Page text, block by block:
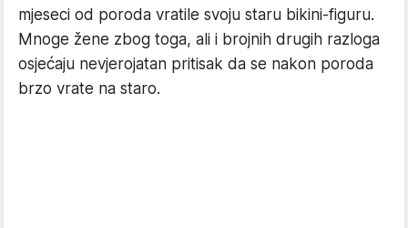
mjeseci od poroda vratile svoju staru bikini-figuru.
Mnoge žene zbog toga, ali i brojnih drugih razloga
osjećaju nevjerojatan pritisak da se nakon poroda
brzo vrate na staro.